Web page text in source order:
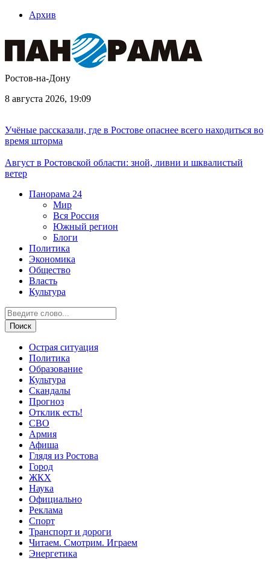
Архив
Ростов-на-Дону
8 августа 2026, 19:09
Учёные рассказали, где в Ростове опаснее всего находиться во
время шторма
Август в Ростовской области: зной, ливни и шквалистый
ветер
Панорама 24
Мир
Вся Россия
Южный регион
Блоги
Политика
Экономика
Общество
Власть
Культура
Острая ситуация
Политика
Образование
Культура
Скандалы
Прогноз
Отклик есть!
СВО
Армия
Афиша
Глядя из Ростова
Город
ЖКХ
Наука
Официально
Реклама
Спорт
Транспорт и дороги
Читаем. Смотрим. Играем
Энергетика